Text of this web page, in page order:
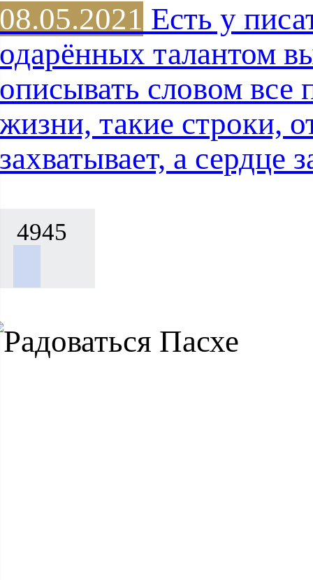
08.05.2021 Есть у
одарённых талантом
описывать словом все
жизни, такие строки,
захватывает, а сердце
4945